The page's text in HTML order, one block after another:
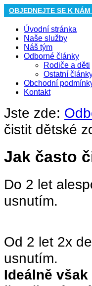
OBJEDNEJTE SE K NÁM
Úvodní stránka
Naše služby
Náš tým
Odborné články
Rodiče a děti
Ostatní
Obchodní
Kontakt
Jste zde:
čistit dětské
Jak často
Do 2 let
usnutím.
Od 2 let 2x
usnutím.
Ideálně